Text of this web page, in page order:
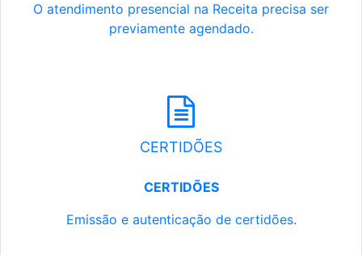
O atendimento presencial na Receita precisa ser
previamente agendado.
CERTIDÕES
CERTIDÕES
Emissão e autenticação de certidões.